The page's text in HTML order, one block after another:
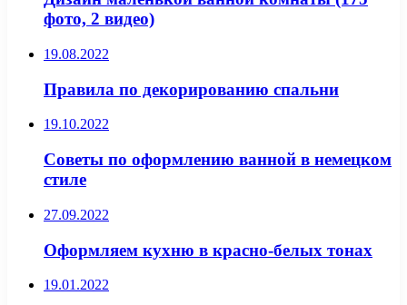
фото, 2 видео)
19.08.2022
Правила по декорированию спальни
19.10.2022
Советы по оформлению ванной в немецком
стиле
27.09.2022
Оформляем кухню в красно-белых тонах
19.01.2022